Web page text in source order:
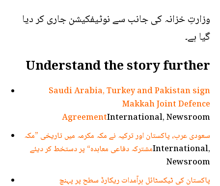
وزارتِ خزانہ کی جانب سے نوٹیفکیشن جاری کر دیا
گیا ہے۔
Understand the story further
Saudi Arabia, Turkey and Pakistan sign
Makkah Joint Defence
AgreementInternational, Newsroom
سعودی عرب، پاکستان اور ترکیہ نے مکہ مکرمہ میں تاریخی ”مکہ
مشترکہ دفاعی معاہدہ“ پر دستخط کر دیئےInternational,
Newsroom
پاکستان کی ٹیکسٹائل برآمدات ریکارڈ سطح پر پہنچ